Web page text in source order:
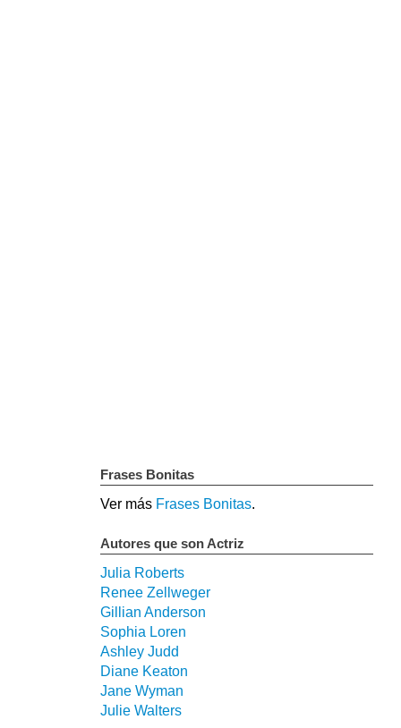
Frases Bonitas
Ver más Frases Bonitas.
Autores que son Actriz
Julia Roberts
Renee Zellweger
Gillian Anderson
Sophia Loren
Ashley Judd
Diane Keaton
Jane Wyman
Julie Walters